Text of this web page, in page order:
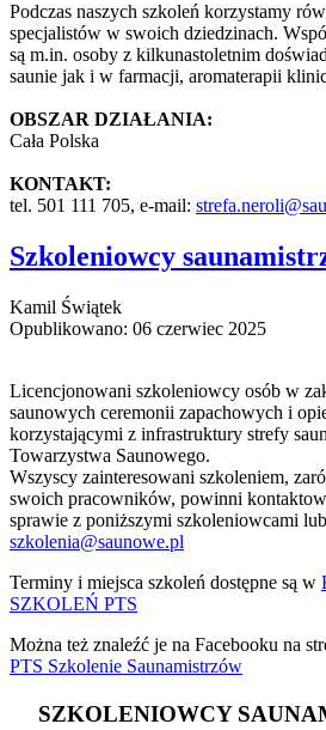
Podczas naszych szkoleń korzystamy
specjalistów w swoich dziedzinach.
są m.in. osoby z kilkunastoletnim
saunie jak i w farmacji, aromaterapii
OBSZAR DZIAŁANIA:
Cała Polska
KONTAKT:
tel. 501 111 705, e-mail:
Szkoleniowcy
Kamil Świątek
Opublikowano: 06 czerwiec 2025
Licencjonowani szkoleniowcy osób w
saunowych ceremonii zapachowych i
korzystającymi z infrastruktury strefy
Towarzystwa Saunowego.
Wszyscy zainteresowani szkoleniem,
swoich pracowników, powinni
sprawie z poniższymi szkoleniowcami
szkolenia@saunowe.pl
Terminy i miejsca szkoleń dostępne są w
SZKOLEŃ PTS
Można też znaleźć je na Facebooku na
PTS Szkolenie Saunamistrzów
SZKOLENIOWCY